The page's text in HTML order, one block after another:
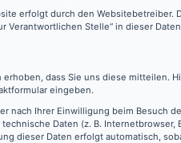
erfolgt durch den Websitebetreiber.
Verantwortlichen Stelle“ in dieser
dass Sie uns diese mitteilen.
eingeben.
nach Ihrer Einwilligung beim Besuch
Daten (z. B. Internetbrowser,
dieser Daten erfolgt automatisch,